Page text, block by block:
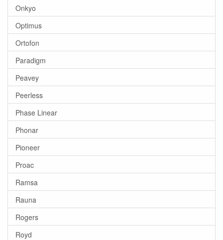
Onkyo
Optimus
Ortofon
Paradigm
Peavey
Peerless
Phase Linear
Phonar
Pioneer
Proac
Ramsa
Rauna
Rogers
Royd